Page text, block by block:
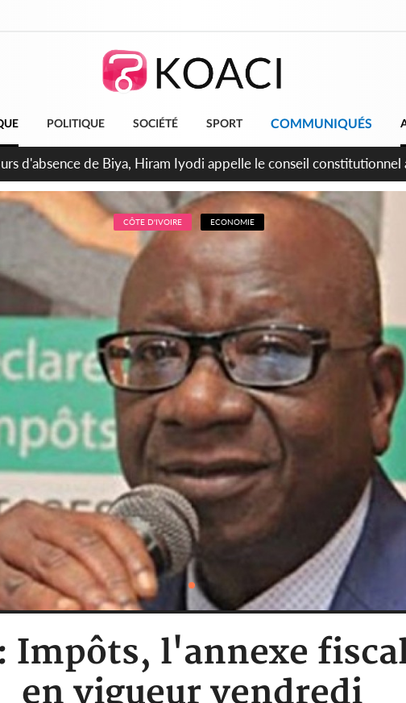
POLITIQUE SOCIÉTÉ SPORT COMMUNIQUÉS
la pagaille au PDCI-RDA, Lessiehi bannit les mouvements
CÔTE D'IVOIRE ECONOMIE
Impôts, l'annexe
en vigueur vendredi